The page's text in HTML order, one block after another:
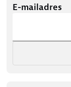
E-mailadres